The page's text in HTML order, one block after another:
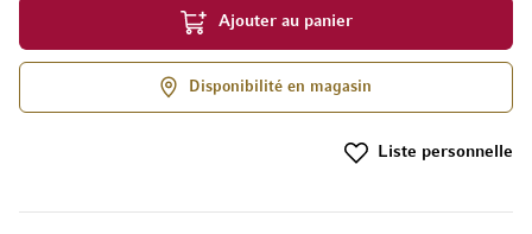
Ajouter au panier
Disponibilité en magasin
Liste personnelle